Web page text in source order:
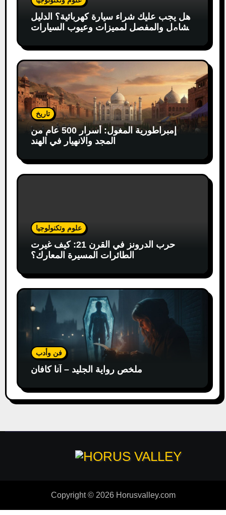
هل يجب عليك شراء سيارة كهربائية؟ الدليل
الشامل والمفصل لمميزات وعيوب السيارات
تاريخ
إمبراطورية المغول: أسرار 500 عام من
المجد والانهيار في الهند
علوم وتكنولوجيا
حرب الدرونز في القرن 21: كيف غيرت
الطائرات المسيرة المعارك؟
فن وأدب
ملخص رواية الجليد – آنا كافان
Copyright © 2026 Horusvalley.com